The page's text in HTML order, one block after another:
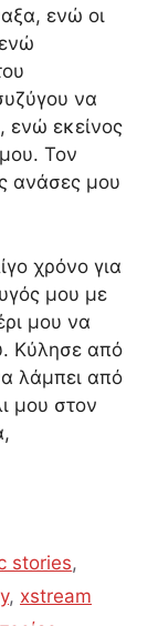
ενώ οι
να
ενώ εκείνος
Τον
ανάσες μου
χρόνο για
μου με
μου να
Κύλησε από
λάμπει από
μου στον
stories,
, xstream